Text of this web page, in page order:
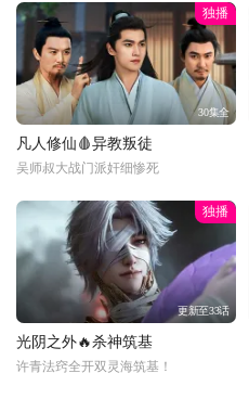
独播
30集全
凡人修仙🩸异教叛徒
吴师叔大战门派奸细惨死
独播
更新至33话
光阴之外🔥杀神筑基
许青法窍全开双灵海筑基！